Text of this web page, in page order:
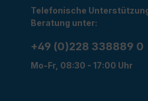
Telefonische
Beratung unter:
+49 (0)228 338889 0
Mo-Fr, 08:30 - 17:00 Uhr